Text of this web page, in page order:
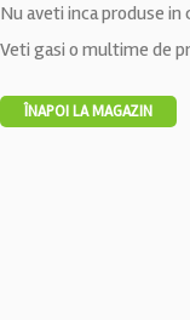
Nu aveti inca produse in
Veti gasi o multime de
ÎNAPOI LA MAGAZIN